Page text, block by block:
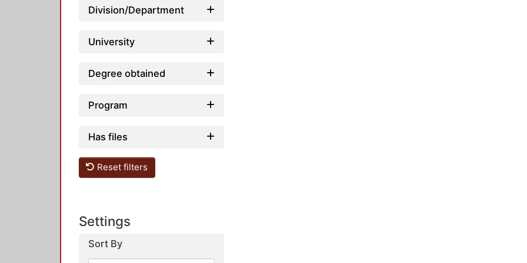
Division/Department
University
Degree obtained
Program
Has files
Reset filters
Settings
Sort By